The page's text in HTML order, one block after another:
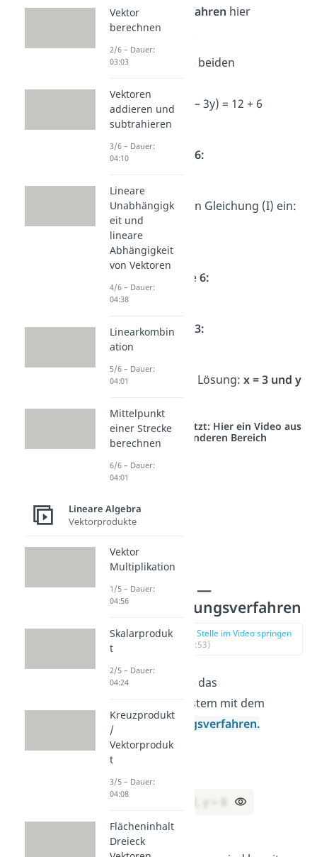
Additionsverfahren hier
besonders an.
→
die beiden
(2x + 3y) + (4x – 3y) = 12 + 6
6x = 18
→
6:
→Setze x = 3 in Gleichung (I) ein:
2 · 3 + 3y = 12
6 + 3y = 12
Subtrahiere6:
3y = 6
→Teile durch 3:
y = 2
Also lautet die Lösung: x = 3 und y
Studyflix vernetzt: Hier ein Video aus
einem anderen Bereich
Aufgabe 2 —
Gleichsetzungsverfahren
zur Stelle im Video springen
(01:53)
Aufgabe:
Löse das
Gleichungssystem mit dem
Gleichsetzungsverfahren.
(I) y = 5x – 2
Lösung: x = 2, y = 8
Rechenweg:
Vektor
berechnen
2/6 – Dauer:
03:03
Vektoren
addieren und
subtrahieren
3/6 – Dauer:
04:10
Lineare
Unabhängigk
eit und
lineare
Abhängigkeit
von Vektoren
4/6 – Dauer:
04:38
Linearkombin
ation
5/6 – Dauer:
04:01
Mittelpunkt
einer Strecke
berechnen
6/6 – Dauer:
04:01
Lineare Algebra
Vektorprodukte
Vektor
Multiplikation
1/5 – Dauer:
04:56
Skalarproduk
t
2/5 – Dauer:
04:24
Kreuzprodukt
/
Vektorproduk
t
3/5 – Dauer:
04:08
Flächeninhalt
Dreieck